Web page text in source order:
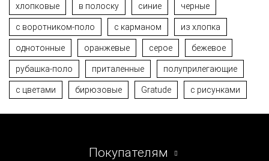
хлопковые в полоску синие черные
с воротником-поло с карманом из хлопка
однотонные оранжевые cерое бежевое
рубашка-поло приталенные полуприлегающие
с цветами бирюзовые Gratude с рисунками
Покупателям